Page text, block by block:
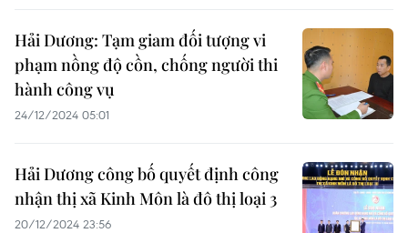
Hải Dương: Tạm giam đối tượng vi
phạm nồng độ cồn, chống người thi
hành công vụ
24/12/2024 05:01
Hải Dương công bố quyết định công
nhận thị xã Kinh Môn là đô thị loại 3
20/12/2024 23:56